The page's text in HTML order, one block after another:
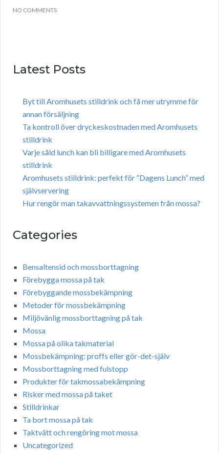
NO COMMENTS
Latest Posts
Byt till Aromhusets stilldrink och få mer utrymme för
annan försäljning
Ta kontroll över dryckeskostnaden med Aromhusets
stilldrink
Varje såld lunch kan bli billigare med Aromhusets
stilldrink
Aromhusets stilldrink: perfekt för “Dagens Lunch” med
självservering
Hur rengör man takavvattningssystemen från mossa?
Categories
Bensaltensid och mossborttagning
Förebygga mossa på tak
Förebyggande mossbekämpning
Metoder för mossbekämpning
Miljövänlig mossborttagning på tak
Mossa
Mossa på olika takmaterial
Mossbekämpning: proffs eller gör-det-själv
Mossborttagning med fulstopp
Produkter för takmossabekämpning
Risker med mossa på taket
Stilldrinkar
Ta bort mossa på tak
Taktvätt och rengöring mot mossa
Uncategorized